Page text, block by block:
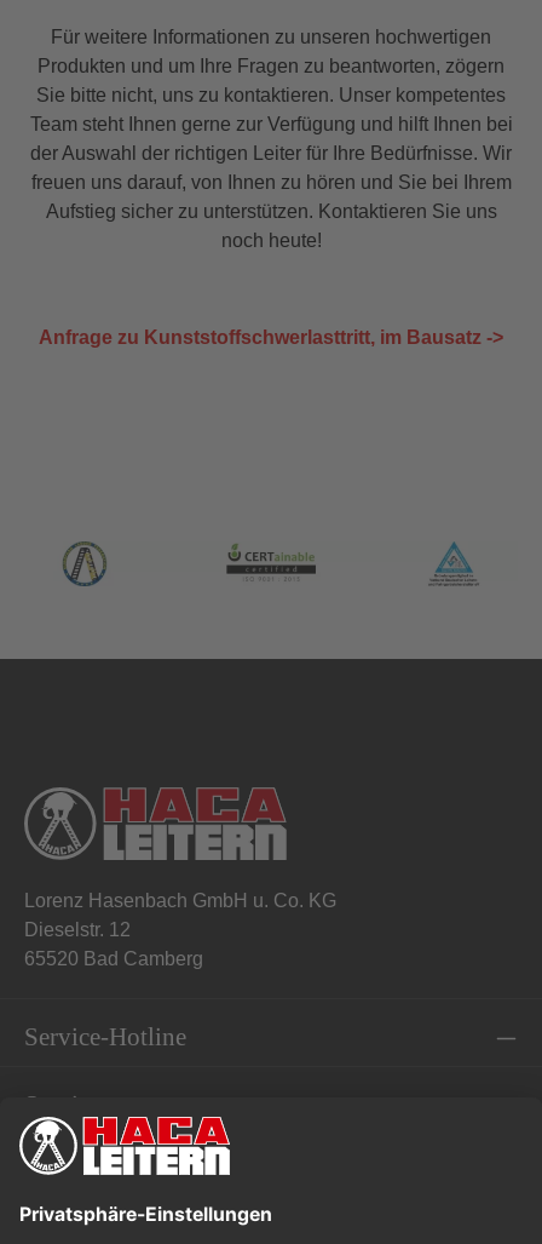
Für weitere Informationen zu unseren hochwertigen
Produkten und um Ihre Fragen zu beantworten, zögern
Sie bitte nicht, uns zu kontaktieren. Unser kompetentes
Team steht Ihnen gerne zur Verfügung und hilft Ihnen bei
der Auswahl der richtigen Leiter für Ihre Bedürfnisse. Wir
freuen uns darauf, von Ihnen zu hören und Sie bei Ihrem
Aufstieg sicher zu unterstützen. Kontaktieren Sie uns
noch heute!
Anfrage zu Kunststoffschwerlasttritt, im Bausatz ->
Lorenz Hasenbach GmbH u. Co. KG
Dieselstr. 12
65520 Bad Camberg
Service-Hotline
Service
Informationen